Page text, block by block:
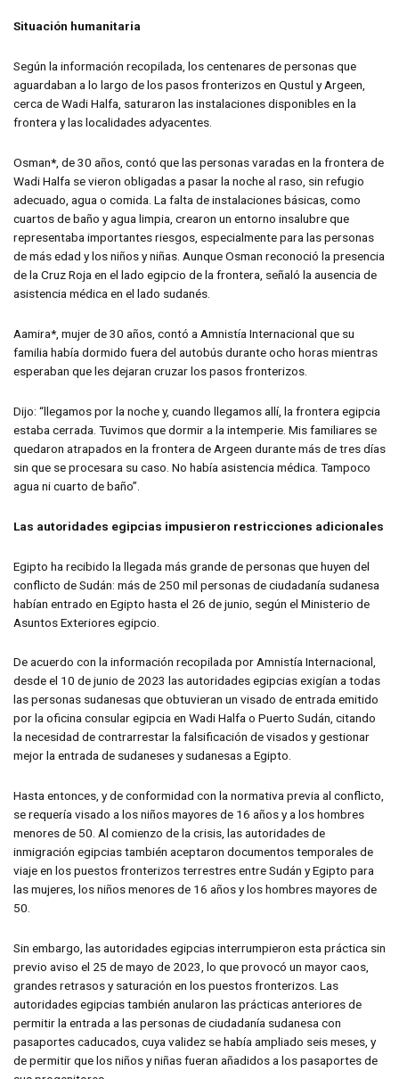
Situación humanitaria
Según la información recopilada, los centenares de personas que
aguardaban a lo largo de los pasos fronterizos en Qustul y Argeen,
cerca de Wadi Halfa, saturaron las instalaciones disponibles en la
frontera y las localidades adyacentes.
Osman*, de 30 años, contó que las personas varadas en la frontera de
Wadi Halfa se vieron obligadas a pasar la noche al raso, sin refugio
adecuado, agua o comida. La falta de instalaciones básicas, como
cuartos de baño y agua limpia, crearon un entorno insalubre que
representaba importantes riesgos, especialmente para las personas
de más edad y los niños y niñas. Aunque Osman reconoció la presencia
de la Cruz Roja en el lado egipcio de la frontera, señaló la ausencia de
asistencia médica en el lado sudanés.
Aamira*, mujer de 30 años, contó a Amnistía Internacional que su
familia había dormido fuera del autobús durante ocho horas mientras
esperaban que les dejaran cruzar los pasos fronterizos.
Dijo: “llegamos por la noche y, cuando llegamos allí, la frontera egipcia
estaba cerrada. Tuvimos que dormir a la intemperie. Mis familiares se
quedaron atrapados en la frontera de Argeen durante más de tres días
sin que se procesara su caso. No había asistencia médica. Tampoco
agua ni cuarto de baño”.
Las autoridades egipcias impusieron restricciones adicionales
Egipto ha recibido la llegada más grande de personas que huyen del
conflicto de Sudán: más de 250 mil personas de ciudadanía sudanesa
habían entrado en Egipto hasta el 26 de junio, según el Ministerio de
Asuntos Exteriores egipcio.
De acuerdo con la información recopilada por Amnistía Internacional,
desde el 10 de junio de 2023 las autoridades egipcias exigían a todas
las personas sudanesas que obtuvieran un visado de entrada emitido
por la oficina consular egipcia en Wadi Halfa o Puerto Sudán, citando
la necesidad de contrarrestar la falsificación de visados y gestionar
mejor la entrada de sudaneses y sudanesas a Egipto.
Hasta entonces, y de conformidad con la normativa previa al conflicto,
se requería visado a los niños mayores de 16 años y a los hombres
menores de 50. Al comienzo de la crisis, las autoridades de
inmigración egipcias también aceptaron documentos temporales de
viaje en los puestos fronterizos terrestres entre Sudán y Egipto para
las mujeres, los niños menores de 16 años y los hombres mayores de
50.
Sin embargo, las autoridades egipcias interrumpieron esta práctica sin
previo aviso el 25 de mayo de 2023, lo que provocó un mayor caos,
grandes retrasos y saturación en los puestos fronterizos. Las
autoridades egipcias también anularon las prácticas anteriores de
permitir la entrada a las personas de ciudadanía sudanesa con
pasaportes caducados, cuya validez se había ampliado seis meses, y
de permitir que los niños y niñas fueran añadidos a los pasaportes de